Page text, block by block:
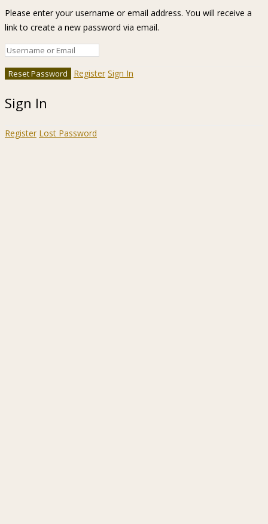
Please enter your username or email address. You will receive a
link to create a new password via email.
Register Sign In
Sign In
Register Lost Password